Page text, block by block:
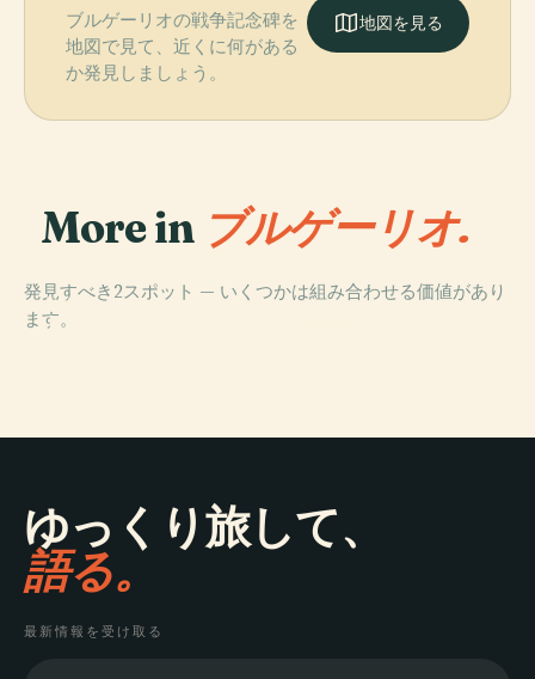
ブルゲーリオの戦争記念碑を
地図で見て、近くに何がある
か発見しましょう。
地図を見る
More in ブルゲーリオ.
発見すべき2スポット — いくつかは組み合わせる価値があり
ます。
PLACE
ピアッツァ・ロ
ゆっくり旅して、
語る。
最新情報を受け取る